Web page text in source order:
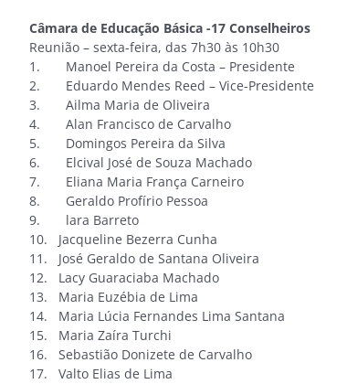
Câmara de Educação Básica -17 Conselheiros
Reunião – sexta-feira, das 7h30 às 10h30
1. Manoel Pereira da Costa – Presidente
2. Eduardo Mendes Reed – Vice-Presidente
3. Ailma Maria de Oliveira
4. Alan Francisco de Carvalho
5. Domingos Pereira da Silva
6. Elcival José de Souza Machado
7. Eliana Maria França Carneiro
8. Geraldo Profírio Pessoa
9. lara Barreto
10. Jacqueline Bezerra Cunha
11. José Geraldo de Santana Oliveira
12. Lacy Guaraciaba Machado
13. Maria Euzébia de Lima
14. Maria Lúcia Fernandes Lima Santana
15. Maria Zaíra Turchi
16. Sebastião Donizete de Carvalho
17. Valto Elias de Lima